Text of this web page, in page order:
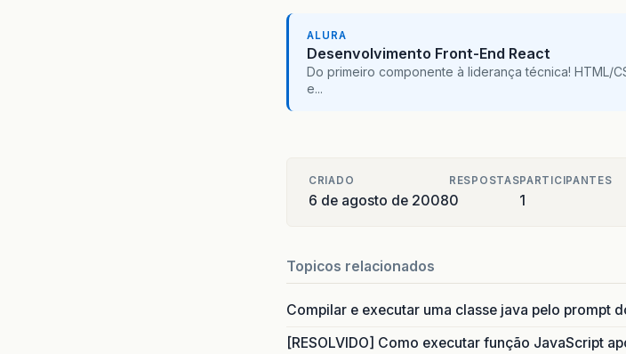
ALURA
Desenvolvimento Front-End React
Do primeiro componente à liderança técnica! HTML/
e...
CRIADO
6 de agosto de 2008
RESPOSTAS
0
PARTICIPANTES
1
Topicos relacionados
Compilar e executar uma classe java pelo prompt
[RESOLVIDO] Como executar função JavaScript